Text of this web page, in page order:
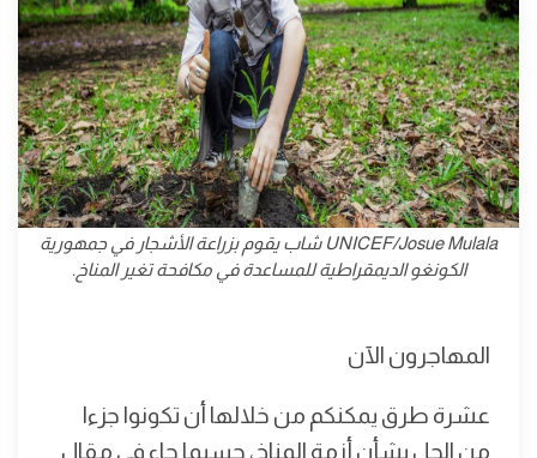
UNICEF/Josue Mulala شاب يقوم بزراعة الأشجار في جمهورية
الكونغو الديمقراطية للمساعدة في مكافحة تغير المناخ.
المهاجرون الآن
عشرة طرق يمكنكم من خلالها أن تكونوا جزءا
من الحل بشأن أزمة المناخ، حسبما جاء في مقال